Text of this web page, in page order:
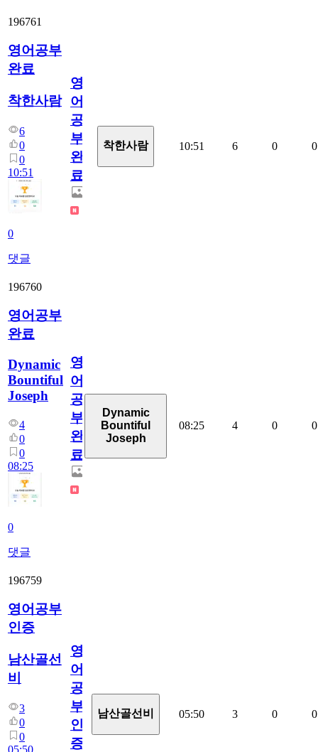
196761
영어공부
완료
착한사람
6
0
0
10:51
0
댓글
영
어
공
부
완
료
착한사람 10:51 6 0 0
196760
영어공부
완료
Dynamic
Bountiful
Joseph
4
0
0
08:25
0
댓글
영
어
공
부
완
료
Dynamic
Bountiful
Joseph
08:25 4 0 0
196759
영어공부
인증
남산골선
비
3
0
0
05:50
영
어
공
부
인
증
남산골선비 05:50 3 0 0